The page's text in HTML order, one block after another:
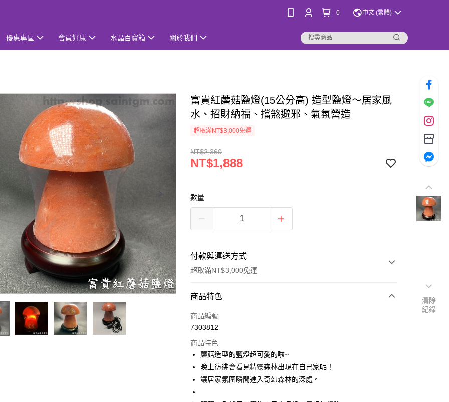
0 中文 (繁體)
優惠專區 會員好康 水晶百寶箱 關於我們
富貴紅蘑菇鹽燈(15公分高) 造型鹽燈～居家風
水、招財納福、擋煞避邪、氣氛營造
超取滿NT$3,000免運
NT$2,360
NT$1,888
數量
付款與運送方式
超取滿NT$3,000免運
付款方式
信用卡一次付款
LINE Pay
Apple Pay
商品特色
商品編號
7303812
商品特色
蘑菇造型的鹽燈超可愛的啦~
晚上彷彿會看見精靈森林出現在自己家呢！
讓居家氛圍瞬間進入奇幻森林的深處。
清除
紀錄